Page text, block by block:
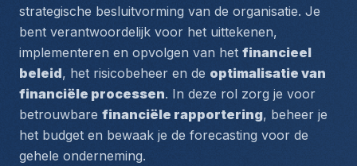
strategische besluitvorming van de organisatie. Je
bent verantwoordelijk voor het uittekenen,
implementeren en opvolgen van het financieel
beleid, het risicobeheer en de optimalisatie van
financiële processen. In deze rol zorg je voor
betrouwbare financiële rapportering, beheer je
het budget en bewaak je de forecasting voor de
gehele onderneming.